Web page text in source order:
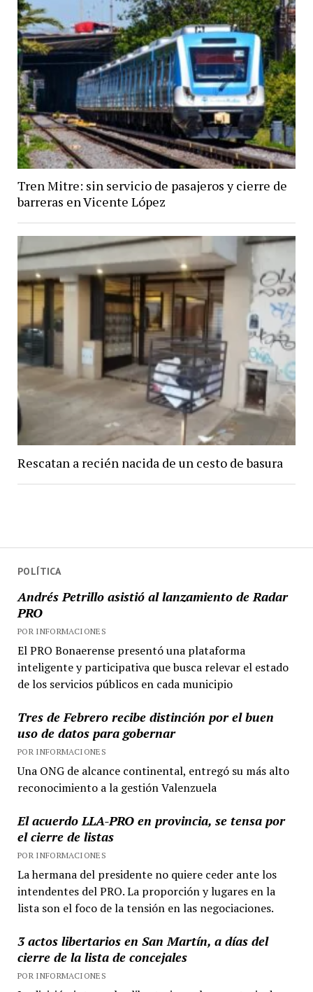
POLÍTICA
Andrés Petrillo asistió al lanzamiento de Radar
PRO
POR INFORMACIONES
El PRO Bonaerense presentó una plataforma
inteligente y participativa que busca relevar el estado
de los servicios públicos en cada municipio
Tres de Febrero recibe distinción por el buen
uso de datos para gobernar
POR INFORMACIONES
Una ONG de alcance continental, entregó su más alto
reconocimiento a la gestión Valenzuela
El acuerdo LLA-PRO en provincia, se tensa por
el cierre de listas
POR INFORMACIONES
La hermana del presidente no quiere ceder ante los
intendentes del PRO. La proporción y lugares en la
lista son el foco de la tensión en las negociaciones.
3 actos libertarios en San Martín, a días del
cierre de la lista de concejales
POR INFORMACIONES
Tren Mitre: sin servicio de pasajeros y cierre de
barreras en Vicente López
Rescatan a recién nacida de un cesto de basura